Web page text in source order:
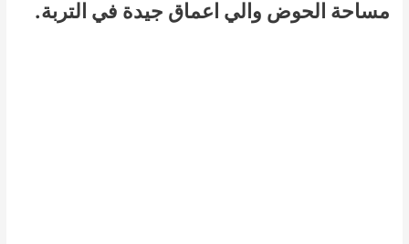
مساحة الحوض والي اعماق جيدة في التربة.